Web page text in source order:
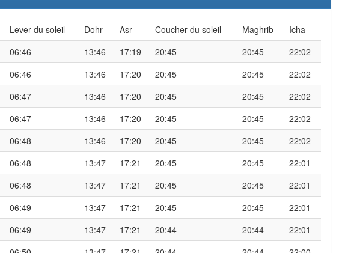
Lever du soleil Dohr Asr Coucher du soleil Maghrib
Icha
06:46 13:46 17:19 20:45 20:45
22:02
06:46 13:46 17:20 20:45 20:45
22:02
06:47 13:46 17:20 20:45 20:45
22:02
06:47 13:46 17:20 20:45 20:45
22:02
06:48 13:46 17:20 20:45 20:45
22:02
06:48 13:47 17:21 20:45 20:45
22:01
06:48 13:47 17:21 20:45 20:45
22:01
06:49 13:47 17:21 20:45 20:45
22:01
06:49 13:47 17:21 20:44 20:44
22:01